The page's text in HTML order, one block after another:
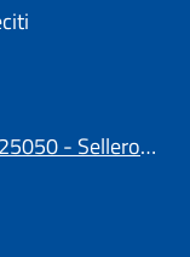
- Sellero (BS)